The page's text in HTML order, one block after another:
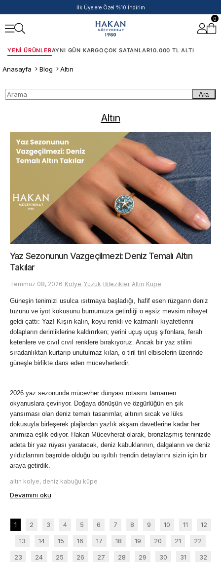
İlk Üyelere Özel %10 İndirim
0
YENI ÜRÜNLERAYNI GÜN KARGOÇOK SATANLAR10.000 TL ALTI
Anasayfa Blog Altın
Ara
Altın
Yaz Sezonunun Vazgeçilmezi: Deniz Temalı Altın
Takılar
Temmuz 08, 2026 Kolye Yüzük Bilezikler Altın Küpe
Güneşin tenimizi usulca ısıtmaya başladığı, hafif esen rüzgarın deniz
tuzunu ve iyot kokusunu burnumuza getirdiği o eşsiz mevsim nihayet
geldi çattı: Yaz! Kışın kalın, koyu renkli ve katmanlı kıyafetlerini
dolapların derinliklerine kaldırırken; yerini uçuş uçuş şifonlara, ferah
ketenlere ve cıvıl cıvıl renklere bırakıyoruz. Ancak bir yaz stilini
sıradanlıktan kurtarıp unutulmaz kılan, o tiril tiril elbiselerin üzerinde
güneşle birlikte dans eden mücevherlerdir.
2026 yaz sezonunda mücevher dünyası rotasını tamamen
okyanuslara çeviriyor. Doğaya dönüşün ve özgürlüğün en şık
yansıması olan deniz temalı tasarımlar, altının sıcak ve lüks
dokusuyla birleşerek plajlardan yazlık akşam davetlerine kadar her
anımıza eşlik ediyor. Hakan Mücevherat olarak, bronzlaşmış teninizde
adeta bir yaz rüyası yaratacak, deniz kabuklarının, dalgaların ve deniz
yıldızlarının başrolde olduğu bu ışıltılı trendin detaylarını sizin için bir
araya getirdik.
altın kolye, deniz kabuğu küpe
Devamını oku
1 2 3 4 5 6 7 8 9 10 11 12
13 14 15 16 17 18 19 20 21 22
23 24 25 26 27 28 29 30 31 32